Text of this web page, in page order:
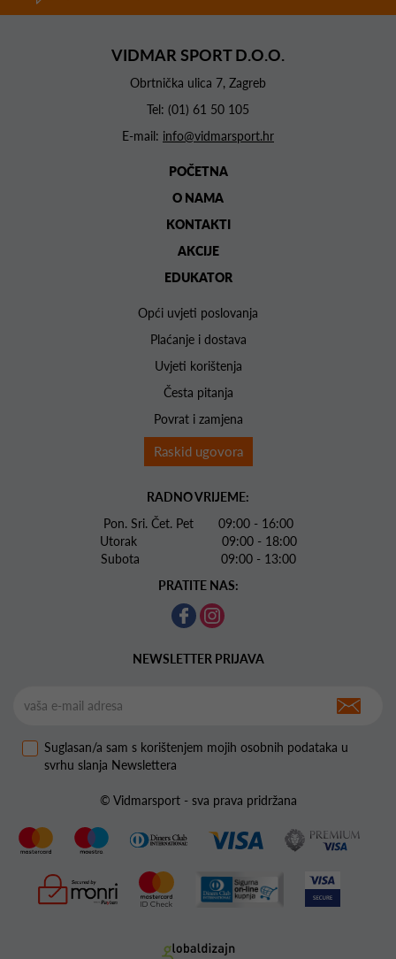
VIDMAR SPORT D.O.O.
Obrtnička ulica 7, Zagreb
Tel: (01) 61 50 105
E-mail: info@vidmarsport.hr
POČETNA
O NAMA
KONTAKTI
AKCIJE
EDUKATOR
Opći uvjeti poslovanja
Plaćanje i dostava
Uvjeti korištenja
Česta pitanja
Povrat i zamjena
Raskid ugovora
RADNO VRIJEME:
Pon. Sri. Čet. Pet 09:00 - 16:00
Utorak 09:00 - 18:00
Subota 09:00 - 13:00
PRATITE NAS:
NEWSLETTER PRIJAVA
Suglasan/a sam s korištenjem mojih osobnih podataka u
svrhu slanja Newslettera
© Vidmarsport - sva prava pridržana